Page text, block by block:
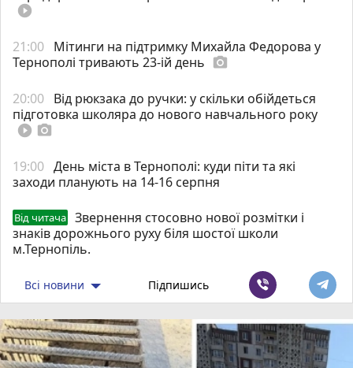
play_circle_filled
21:00 Мітинги на підтримку Михайла Федорова у
Тернополі тривають 23-ій день photo_camera
20:00 Від рюкзака до ручки: у скільки обійдеться
підготовка школяра до нового навчального року
play_circle_filled photo_camera
19:00 День міста в Тернополі: куди піти та які
заходи планують на 14-16 серпня
Від читача
Звернення стосовно нової розмітки і
знаків дорожнього руху біля шостої школи
м.Тернопіль.
Всі новини Підпишись